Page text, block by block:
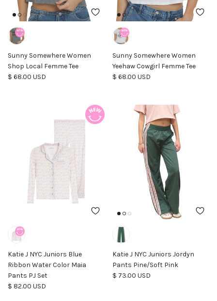
Sunny Somewhere Women
Shop Local Femme Tee
Precio normal
$ 68.00 USD
Sunny Somewhere Women
Yeehaw Cowgirl Femme Tee
Precio normal
$ 68.00 USD
Katie J NYC Juniors Blue
Ribbon Water Color Maia
Pants PJ Set
Precio normal
$ 82.00 USD
Katie J NYC Juniors Jordyn
Pants Pine/Soft Pink
Precio normal
$ 73.00 USD